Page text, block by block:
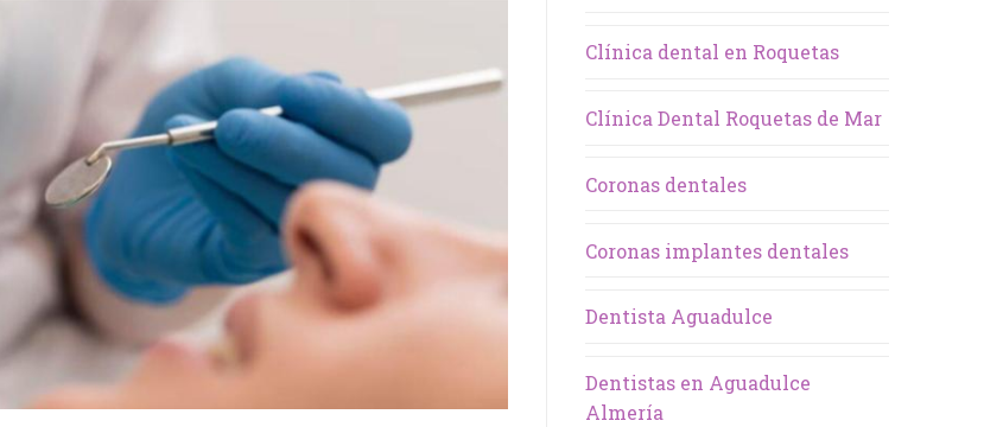
Clínica dental en Roquetas
Clínica Dental Roquetas de Mar
Coronas dentales
Coronas implantes dentales
Dentista Aguadulce
Dentistas en Aguadulce
Almería